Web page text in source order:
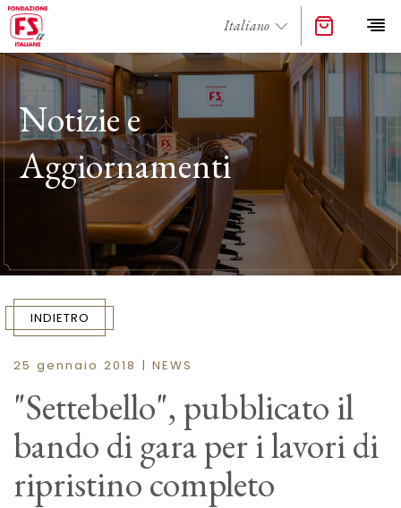
Notizie e
Aggiornamenti
INDIETRO
25 gennaio 2018 | NEWS
"Settebello", pubblicato il
bando di gara per i lavori di
ripristino completo